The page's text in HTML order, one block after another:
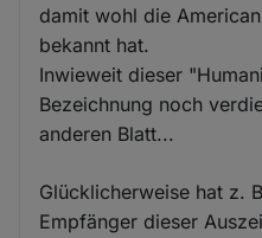
damit wohl die
bekannt hat.
Inwieweit dieser
Bezeichnung noch
anderen Blatt...
Glücklicherweise hat z.
Empfänger dieser